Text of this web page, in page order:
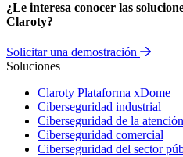
¿Le interesa conocer las
Claroty?
Solicitar una demostración
Soluciones
Claroty Plataforma xDome
Ciberseguridad industrial
Ciberseguridad de la
Ciberseguridad comercial
Ciberseguridad del sector